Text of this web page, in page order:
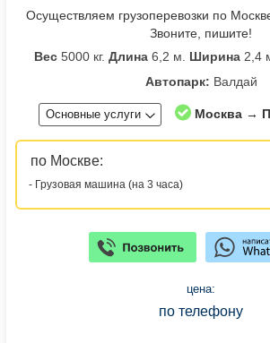
Осуществляем грузоперевозки по
Звоните, пишите!
Вес 5000 кг. Длина 6,2 м. Ширина 2,4
Автопарк: Валдай
Основные услуги Москва →
по Москве:
- Грузовая машина (на 3 часа)
цена:
по телефону